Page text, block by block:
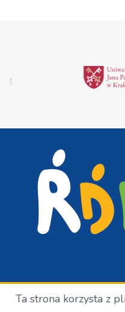
Copyright © Wszelkie
Ta strona korzysta z